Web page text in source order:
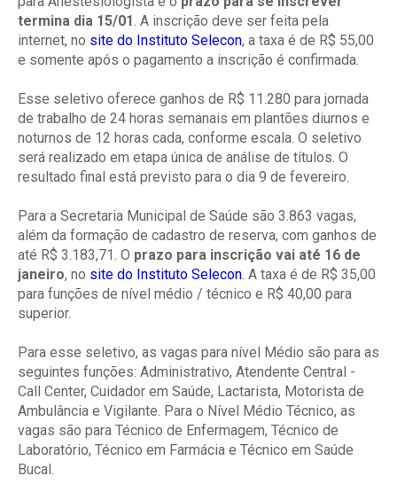
termina dia 15/01. A inscrição deve ser feita pela
internet, no site do Instituto Selecon, a taxa é de R$ 55,00
e somente após o pagamento a inscrição é confirmada.
Esse seletivo oferece ganhos de R$ 11.280 para jornada
de trabalho de 24 horas semanais em plantões diurnos e
noturnos de 12 horas cada, conforme escala. O seletivo
será realizado em etapa única de análise de títulos. O
resultado final está previsto para o dia 9 de fevereiro.
Para a Secretaria Municipal de Saúde são 3.863 vagas,
além da formação de cadastro de reserva, com ganhos de
até R$ 3.183,71. O prazo para inscrição vai até 16 de
janeiro, no site do Instituto Selecon. A taxa é de R$ 35,00
para funções de nível médio / técnico e R$ 40,00 para
superior.
Para esse seletivo, as vagas para nível Médio são para as
seguintes funções: Administrativo, Atendente Central -
Call Center, Cuidador em Saúde, Lactarista, Motorista de
Ambulância e Vigilante. Para o Nível Médio Técnico, as
vagas são para Técnico de Enfermagem, Técnico de
Laboratório, Técnico em Farmácia e Técnico em Saúde
Bucal.